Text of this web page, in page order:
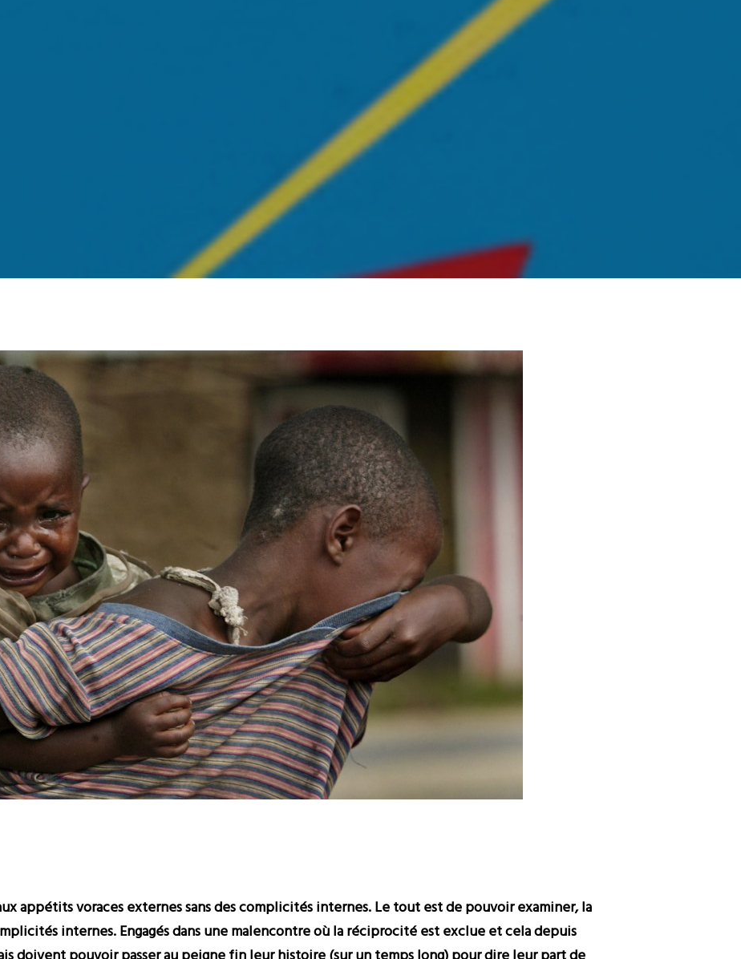
appétits voraces externes sans des complicités internes. Le tout est de pouvoir examiner, la
internes. Engagés dans une malencontre où la réciprocité est exclue et cela depuis